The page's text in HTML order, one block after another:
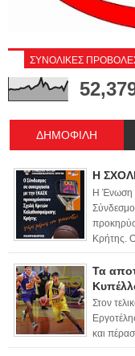
ΣΥΝΟΛΙΚΕΣ
ΔΗΜΟΦΙΛΗ
Η
Η Ένωση
Κρήτης.
Τα
Στον
και